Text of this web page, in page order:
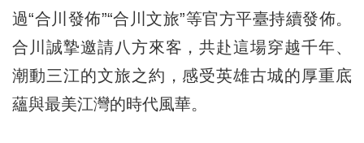
過“合川發佈”“合川文旅”等官方平臺持續發佈。
合川誠摯邀請八方來客，共赴這場穿越千年、
潮動三江的文旅之約，感受英雄古城的厚重底
蘊與最美江灣的時代風華。